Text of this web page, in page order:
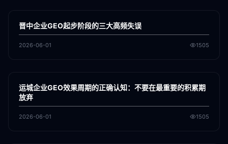
GEO
晋中企业GEO起步阶段的三大高频失误
2026-06-01 1505
GEO
运城企业GEO效果周期的正确认知：不要在最重要的积累期
放弃
2026-06-01 1505